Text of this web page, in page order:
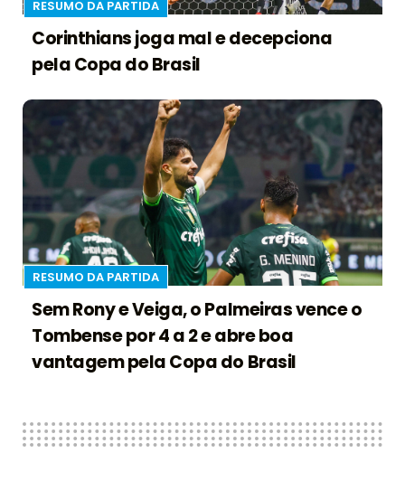
RESUMO DA PARTIDA
Corinthians joga mal e decepciona
pela Copa do Brasil
RESUMO DA PARTIDA
Sem Rony e Veiga, o Palmeiras vence o
Tombense por 4 a 2 e abre boa
vantagem pela Copa do Brasil